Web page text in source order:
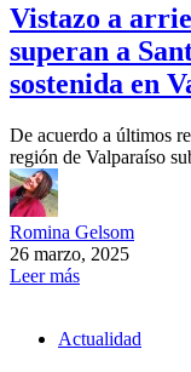
Vistazo a
superan a
sostenida en
De acuerdo a últimos
región de Valparaíso
Romina Gelsom
26 marzo, 2025
Leer más
Actualidad